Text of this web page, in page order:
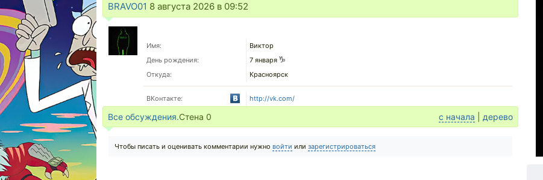
BRAVO01 8 августа 2026 в 09:52
Имя:
Виктор
День рождения:
7 января
Откуда:
Красноярск
ВКонтакте: http://vk.com/
Все обсуждения.Стена 0 с начала дерево
Чтобы писать и оценивать комментарии нужно войти или зарегистрироваться